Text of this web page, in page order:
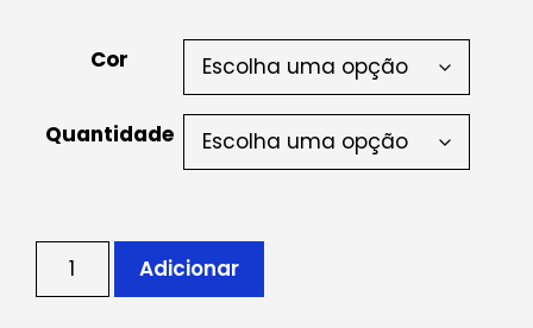
€15.80
Cor
Quantidade
QuantidadeAdicionar